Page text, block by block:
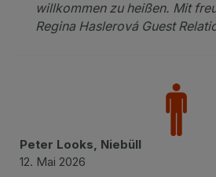
willkommen zu heißen. Mit
Regina Haslerová Guest
Peter Looks, Niebüll
12. Mai 2026